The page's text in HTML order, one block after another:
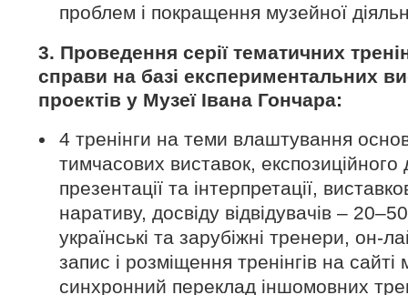
проблем і покращення музейної
3. Проведення серії тематичних
справи на базі експериментальних
проектів у Музеї Івана Гончара:
4 тренінги на теми влаштування
тимчасових виставок,
презентації та інтерпретації,
наративу, досвіду відвідувачів –
українські та зарубіжні тренери, он-
запис і розміщення тренінгів на
синхронний переклад іншомовних